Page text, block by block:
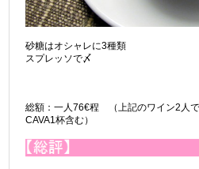
砂糖はオシャレに
スプレッソで〆
総額：一人76€程 （上記のワイン2人
CAVA1杯含む）